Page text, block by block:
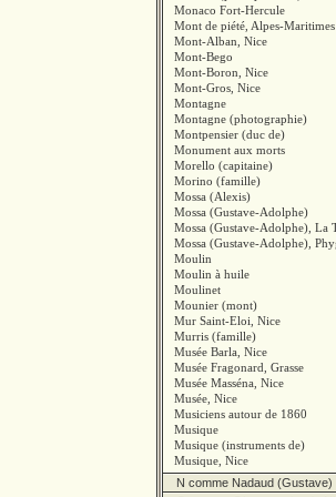
Monaco Fort-Hercule
Mont de piété, Alpes-Maritimes
Mont-Alban, Nice
Mont-Bego
Mont-Boron, Nice
Mont-Gros, Nice
Montagne
Montagne (photographie)
Montpensier (duc de)
Monument aux morts
Morello (capitaine)
Morino (famille)
Mossa (Alexis)
Mossa (Gustave-Adolphe)
Mossa (Gustave-Adolphe), La
Mossa (Gustave-Adolphe),
Moulin
Moulin à huile
Moulinet
Mounier (mont)
Mur Saint-Eloi, Nice
Murris (famille)
Musée Barla, Nice
Musée Fragonard, Grasse
Musée Masséna, Nice
Musée, Nice
Musiciens autour de 1860
Musique
Musique (instruments de)
Musique, Nice
N comme Nadaud (Gustave)